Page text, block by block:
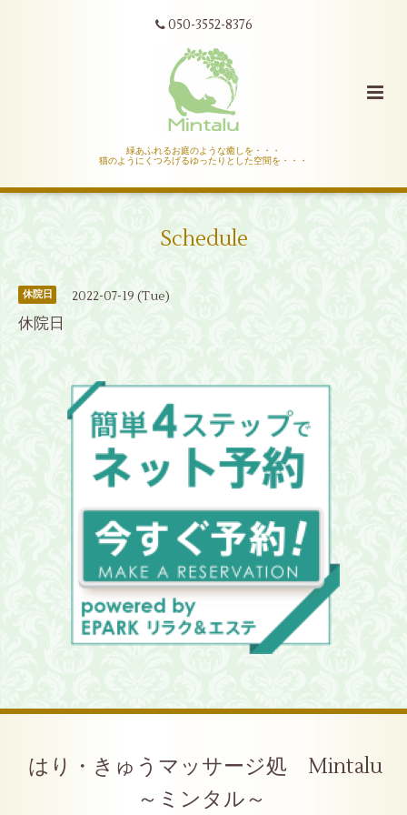
050-3552-8376
緑あふれるお庭のような癒しを・・・
猫のようにくつろげるゆったりとした空間を・・・
Schedule
休院日 2022-07-19 (Tue)
休院日
はり・きゅうマッサージ処 Mintalu
～ミンタル～